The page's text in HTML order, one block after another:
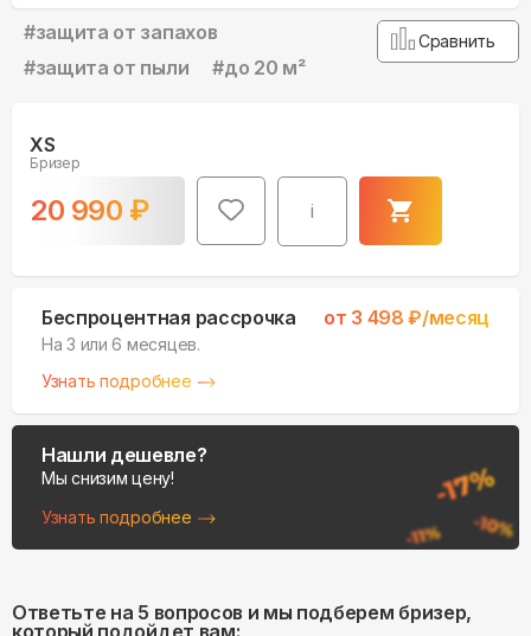
#защита от запахов
#защита от пыли #до 20 м²
Сравнить
XS
Бризер
20 990 ₽ i
Беспроцентная рассрочка от 3 498 ₽/месяц
На 3 или 6 месяцев.
Узнать подробнее
Нашли дешевле?
Мы снизим цену!
Узнать подробнее
Ответьте на 5 вопросов и мы подберем бризер,
который подойдет вам: